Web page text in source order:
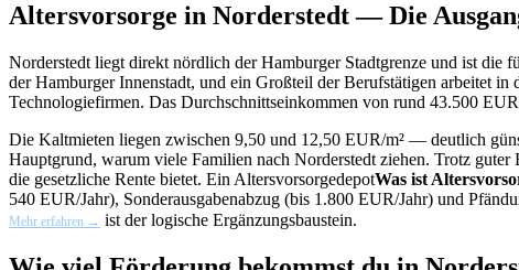
Altersvorsorge in Norderstedt — Die
Norderstedt liegt direkt nördlich der Hamburger Stadtgrenze und ist
der Hamburger Innenstadt, und ein Großteil der Berufstätigen arbeitet
Technologiefirmen. Das Durchschnittseinkommen von rund 43.500
Die Kaltmieten liegen zwischen 9,50 und 12,50 EUR/m² — deutlich
Hauptgrund, warum viele Familien nach Norderstedt ziehen. Trotz
die gesetzliche Rente bietet. Ein AltersvorsorgedepotWas ist
540 EUR/Jahr), Sonderausgabenabzug (bis 1.800 EUR/Jahr) und
Mehr erfahren → ist der logische Ergänzungsbaustein.